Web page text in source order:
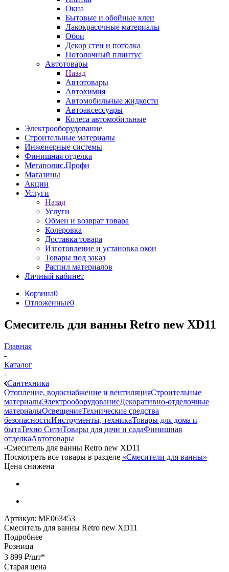
Окна
Бытовые и обойные клеи
Лакокрасочные материалы
Обои
Декор стен и потолка
Потолочный плинтус
Автотовары
Назад
Автотовары
Автохимия
Автомобильные жидкости
Автоаксессуары
Колеса автомобильные
Электрооборудование
Строительные материалы
Инженерные системы
Финишная отделка
Мегаполис.Профи
Магазины
Акции
Услуги
Назад
Услуги
Обмен и возврат товара
Колеровка
Доставка товара
Изготовление и установка окон
Товары под заказ
Распил материалов
Личный кабинет
Корзина0
Отложенные0
Смеситель для ванны Retro new XD11
Главная
-
Каталог
-
Сантехника
Отопление, водоснабжение и вентиляцияСтроительные
материалыЭлектрооборудованиеДекоративно-отделочные
материалыОсвещениеТехнические средства
безопасностиИнструменты, техникаТовары для дома и
бытаТехно СитиТовары для дачи и садаФинишная
отделкаАвтотовары
-Смеситель для ванны Retro new XD11
Посмотреть все товары в разделе «Смесители для ванны»
Цена снижена
Артикул: МЕ063453
Смеситель для ванны Retro new XD11
Подробнее
Розница
3 899 ₽/шт*
Старая цена